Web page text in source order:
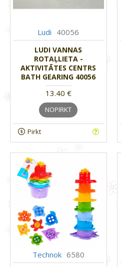
Ludi 40056
LUDI VANNAS
ROTAĻLIETA -
AKTIVITĀTES CENTRS
BATH GEARING 40056
13.40 €
NOPIRKT
Pirkt
Technok 6580